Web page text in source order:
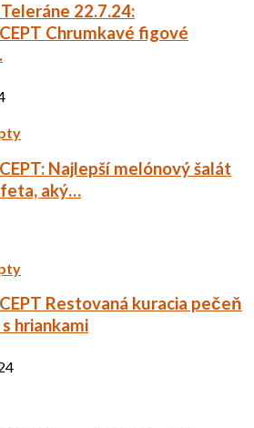
22.7.24:
Chrumkavé figové
Najlepší melónový šalát
aký…
Restovaná kuracia pečeň
hriankami